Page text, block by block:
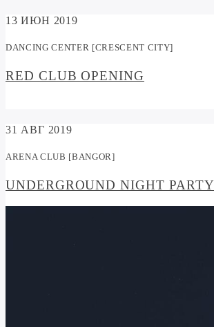
13ИЮН 2019
DANCING CENTER [CRESCENT CITY]
RED CLUB OPENING
31 АВГ 2019
ARENA CLUB [BANGOR]
UNDERGROUND NIGHT PARTY